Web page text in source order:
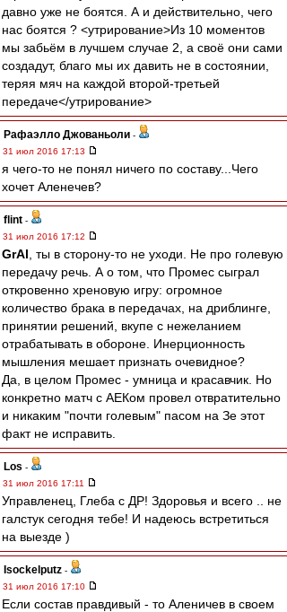
давно уже не боятся. А и действительно, чего
нас боятся ? <утрирование>Из 10 моментов
мы забьём в лучшем случае 2, а своё они сами
создадут, благо мы их давить не в состоянии,
теряя мяч на каждой второй-третьей
передаче</утрирование>
Рафаэлло Джованьоли -
31 июл 2016 17:13
я чего-то не понял ничего по составу...Чего
хочет Аленечев?
flint -
31 июл 2016 17:12
GrAl , ты в сторону-то не уходи. Не про голевую
передачу речь. А о том, что Промес сыграл
откровенно хреновую игру: огромное
количество брака в передачах, на дриблинге,
принятии решений, вкупе с нежеланием
отрабатывать в обороне. Инерционность
мышления мешает признать очевидное?
Да, в целом Промес - умница и красавчик. Но
конкретно матч с АЕКом провел отвратительно
и никаким "почти голевым" пасом на Зе этот
факт не исправить.
Los -
31 июл 2016 17:11
Управленец, Глеба с ДР! Здоровья и всего .. не
галстук сегодня тебе! И надеюсь встретиться
на выезде )
Isockelputz -
31 июл 2016 17:10
Если состав правдивый - то Аленичев в своем